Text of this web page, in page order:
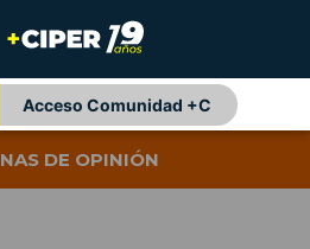
Acceso Comunidad +C
DE OPINIÓN